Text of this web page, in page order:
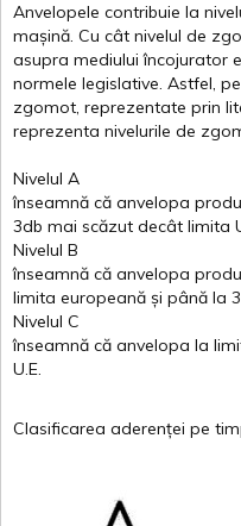
Anvelopele contribuie la
mașină. Cu cât nivelul de
asupra mediului încojurator
normele legislative. Astfel, pe
zgomot, reprezentate prin
reprezenta nivelurile de
Nivelul A
înseamnă că anvelopa
3db mai scăzut decât limita
Nivelul B
înseamnă că anvelopa
limita europeană și până la
Nivelul C
înseamnă că anvelopa la
U.E.
Clasificarea aderenței pe